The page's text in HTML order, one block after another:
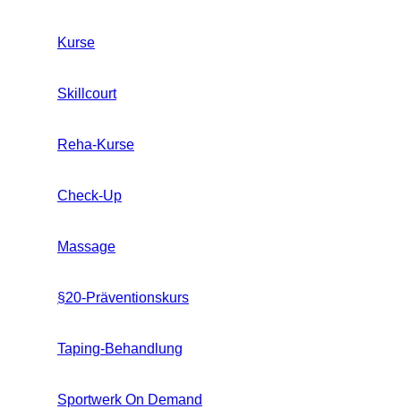
Kurse
Skillcourt
Reha-Kurse
Check-Up
Massage
§20-Präventionskurs
Taping-Behandlung
Sportwerk On Demand